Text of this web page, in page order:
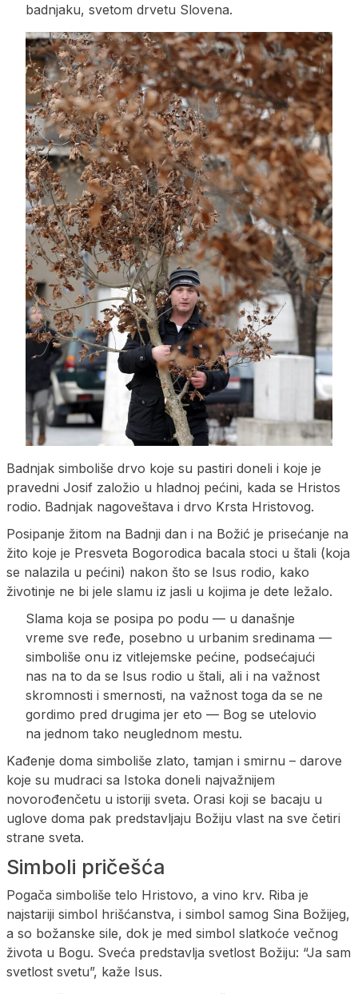
badnjaku, svetom drvetu Slovena.
Badnjak simboliše drvo koje su pastiri doneli i koje je
pravedni Josif založio u hladnoj pećini, kada se Hristos
rodio. Badnjak nagoveštava i drvo Krsta Hristovog.
Posipanje žitom na Badnji dan i na Božić je prisećanje na
žito koje je Presveta Bogorodica bacala stoci u štali (koja
se nalazila u pećini) nakon što se Isus rodio, kako
životinje ne bi jele slamu iz jasli u kojima je dete ležalo.
Slama koja se posipa po podu — u današnje
vreme sve ređe, posebno u urbanim sredinama —
simboliše onu iz vitlejemske pećine, podsećajući
nas na to da se Isus rodio u štali, ali i na važnost
skromnosti i smernosti, na važnost toga da se ne
gordimo pred drugima jer eto — Bog se utelovio
na jednom tako neuglednom mestu.
Kađenje doma simboliše zlato, tamjan i smirnu – darove
koje su mudraci sa Istoka doneli najvažnijem
novorođenčetu u istoriji sveta. Orasi koji se bacaju u
uglove doma pak predstavljaju Božiju vlast na sve četiri
strane sveta.
Simboli pričešća
Pogača simboliše telo Hristovo, a vino krv. Riba je
najstariji simbol hrišćanstva, i simbol samog Sina Božijeg,
a so božanske sile, dok je med simbol slatkoće večnog
života u Bogu. Sveća predstavlja svetlost Božiju: “Ja sam
svetlost svetu”, kaže Isus.